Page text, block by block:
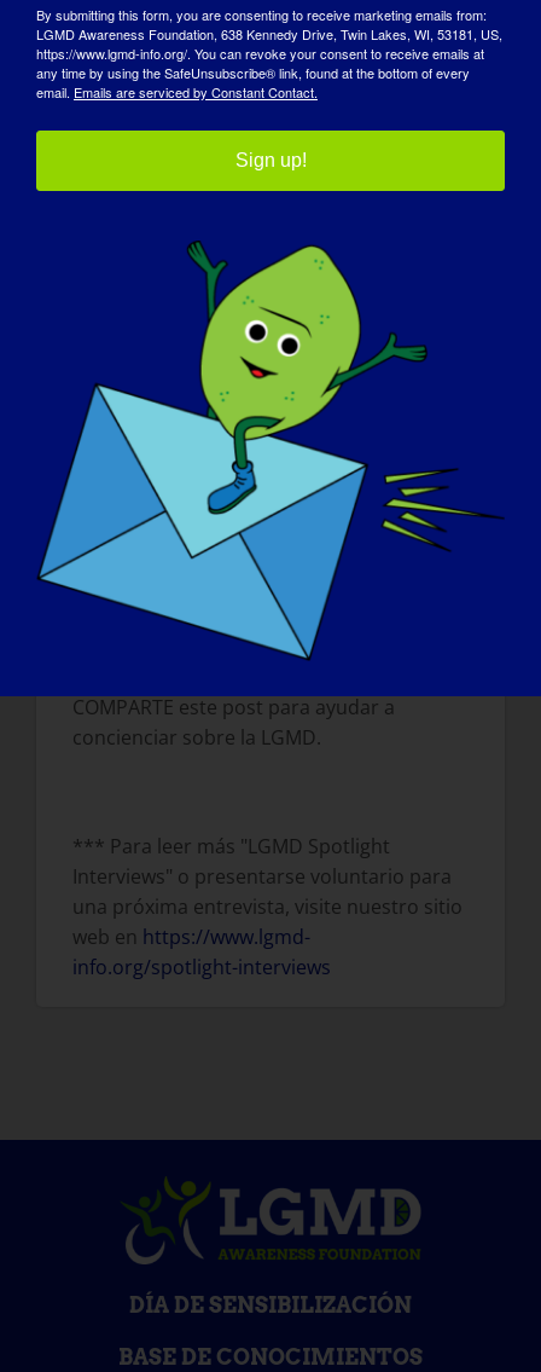
También creo que mis propias dificultades
me han ayudado a ser más compasiva con
los demás.
¿Qué quiere que el mundo sepa sobre la
LGMD?:
Me gustaría que supieran lo debilitante
que es y que se puede curar. Con
contribuciones a la investigación, otros
pueden ayudarnos a curar esta
Si su LGMD pudiera "curarse" mañana,
¿qué sería lo primero que desearía
Correría hacia mi marido y le daría un
abrazo enorme.
COMPARTE este post para ayudar a
concienciar sobre la LGMD.
*** Para leer más "LGMD Spotlight
Interviews" o presentarse voluntario para
una próxima entrevista, visite nuestro sitio
web en https://www.lgmd-
info.org/spotlight-interviews
DÍA DE SENSIBILIZACIÓN
BASE DE CONOCIMIENTOS
By submitting this form, you are consenting to receive marketing emails from:
LGMD Awareness Foundation, 638 Kennedy Drive, Twin Lakes, WI, 53181, US,
https://www.lgmd-info.org/. You can revoke your consent to receive emails at
any time by using the SafeUnsubscribe® link, found at the bottom of every
email. Emails are serviced by Constant Contact.
Sign up!